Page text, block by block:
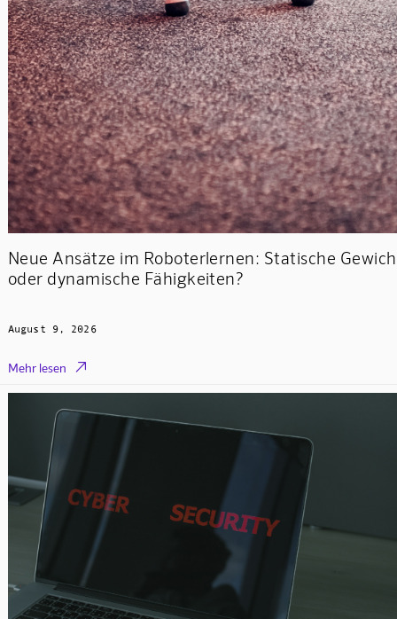
Neue Ansätze im Roboterlernen: Statische
oder dynamische Fähigkeiten?
August 9, 2026
Mehr lesen 